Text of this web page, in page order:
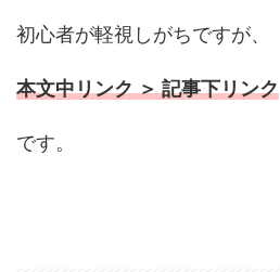
初心者が軽視しがちですが、
本文中リンク ＞ 記事下リンク
です。